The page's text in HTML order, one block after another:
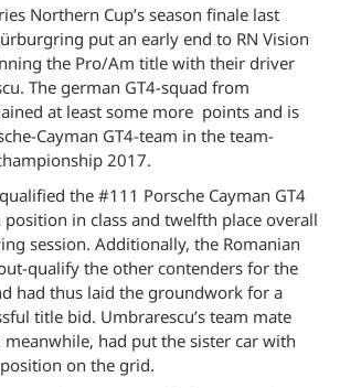
Northern Cup’s season finale last
put an early end to RN Vision
the Pro/Am title with their driver
The german GT4-squad from
at least some more points and is
Cayman GT4-team in the team-
2017.
the #111 Porsche Cayman GT4
in class and twelfth place overall
session. Additionally, the Romanian
qualify the other contenders for the
had thus laid the groundwork for a
title bid. Umbrarescu’s team mate
meanwhile, had put the sister car with
on the grid.